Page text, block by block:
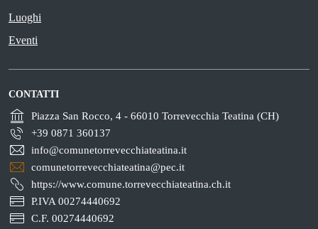
Luoghi
Eventi
CONTATTI
Piazza San Rocco, 4 - 66010 Torrevecchia Teatina (CH)
+39 0871 360137
info@comunetorrevecchiateatina.it
comunetorrevecchiateatina@pec.it
https://www.comune.torrevecchiateatina.ch.it
P.IVA 00274440692
C.F. 00274440692